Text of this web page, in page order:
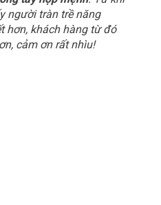
người tràn trề năng
hơn, khách hàng từ đó
cảm ơn rất nhìu!